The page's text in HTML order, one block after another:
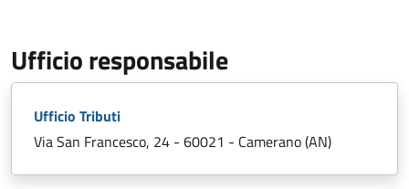
Ufficio responsabile
Ufficio Tributi
Via San Francesco, 24 - 60021 - Camerano (AN)